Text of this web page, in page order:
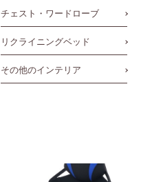
チェスト・ワードローブ
リクライニングベッド
その他のインテリア